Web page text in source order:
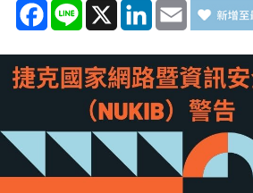
Facebook
Line X LinkedIn
Email